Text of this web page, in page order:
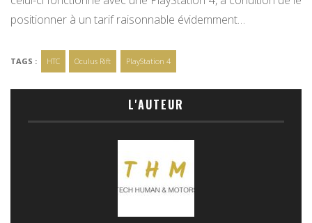
positionner à un tarif raisonnable évidemment…
TAGS : HTC Oculus Rift PlayStation 4
L'AUTEUR